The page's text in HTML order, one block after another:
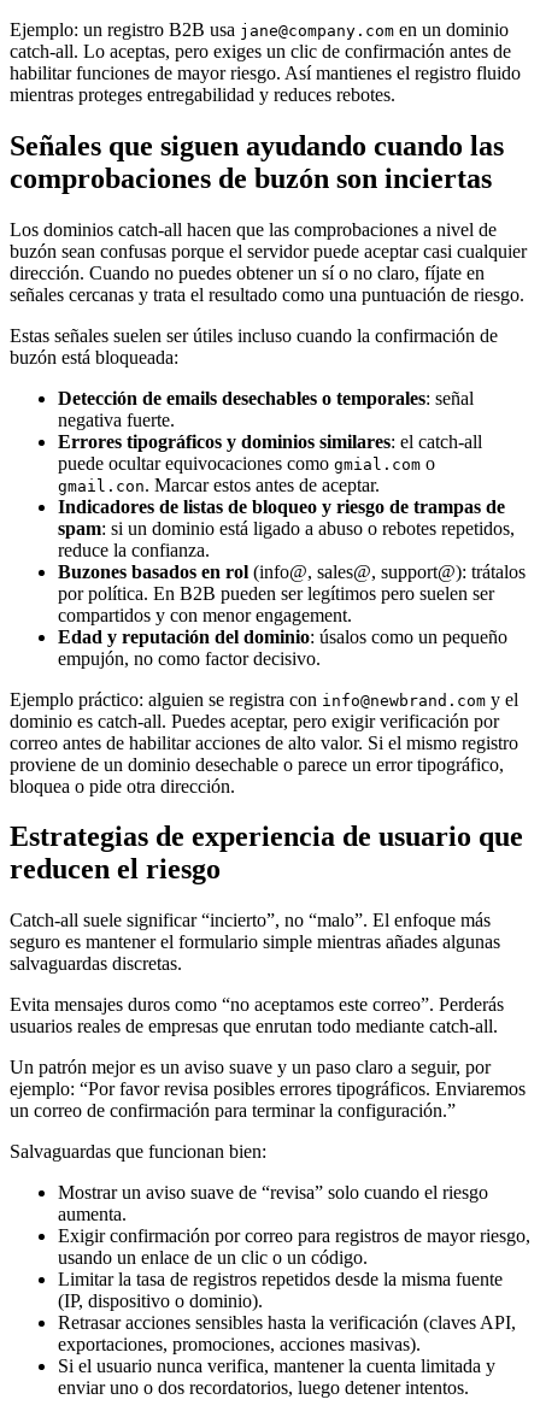
Ejemplo: un registro B2B usa jane@company.com en un dominio
catch-all. Lo aceptas, pero exiges un clic de confirmación antes de
habilitar funciones de mayor riesgo. Así mantienes el registro fluido
mientras proteges entregabilidad y reduces rebotes.
Señales que siguen ayudando cuando las
comprobaciones de buzón son inciertas
Los dominios catch-all hacen que las comprobaciones a nivel de
buzón sean confusas porque el servidor puede aceptar casi cualquier
dirección. Cuando no puedes obtener un sí o no claro, fíjate en
señales cercanas y trata el resultado como una puntuación de riesgo.
Estas señales suelen ser útiles incluso cuando la confirmación de
buzón está bloqueada:
Detección de emails desechables o temporales: señal
negativa fuerte.
Errores tipográficos y dominios similares: el catch-all
puede ocultar equivocaciones como gmial.com o
gmail.con. Marcar estos antes de aceptar.
Indicadores de listas de bloqueo y riesgo de trampas de
spam: si un dominio está ligado a abuso o rebotes repetidos,
reduce la confianza.
Buzones basados en rol (info@, sales@, support@): trátalos
por política. En B2B pueden ser legítimos pero suelen ser
compartidos y con menor engagement.
Edad y reputación del dominio: úsalos como un pequeño
empujón, no como factor decisivo.
Ejemplo práctico: alguien se registra con info@newbrand.com y el
dominio es catch-all. Puedes aceptar, pero exigir verificación por
correo antes de habilitar acciones de alto valor. Si el mismo registro
proviene de un dominio desechable o parece un error tipográfico,
bloquea o pide otra dirección.
Estrategias de experiencia de usuario que
reducen el riesgo
Catch-all suele significar “incierto”, no “malo”. El enfoque más
seguro es mantener el formulario simple mientras añades algunas
salvaguardas discretas.
Evita mensajes duros como “no aceptamos este correo”. Perderás
usuarios reales de empresas que enrutan todo mediante catch-all.
Un patrón mejor es un aviso suave y un paso claro a seguir, por
ejemplo: “Por favor revisa posibles errores tipográficos. Enviaremos
un correo de confirmación para terminar la configuración.”
Salvaguardas que funcionan bien:
Mostrar un aviso suave de “revisa” solo cuando el riesgo
aumenta.
Exigir confirmación por correo para registros de mayor riesgo,
usando un enlace de un clic o un código.
Limitar la tasa de registros repetidos desde la misma fuente
(IP, dispositivo o dominio).
Retrasar acciones sensibles hasta la verificación (claves API,
exportaciones, promociones, acciones masivas).
Si el usuario nunca verifica, mantener la cuenta limitada y
enviar uno o dos recordatorios, luego detener intentos.